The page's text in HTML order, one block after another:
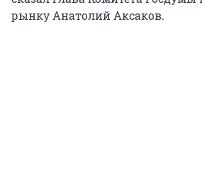
рынку Анатолий Аксаков.